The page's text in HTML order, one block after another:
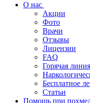
О нас
Акции
Фото
Врачи
Отзывы
Лицензии
FAQ
Горячая линия
Бесплатное
Статьи
Помощь при